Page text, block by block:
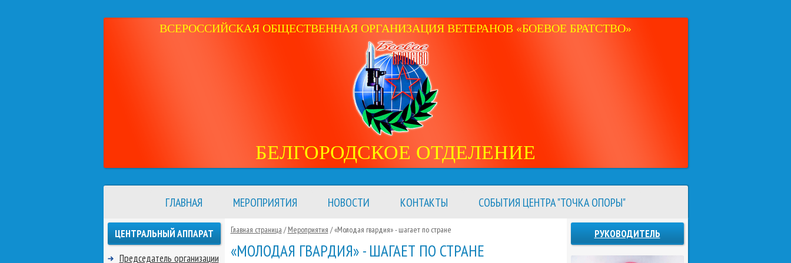
ВСЕРОССИЙСКАЯ ОБЩЕСТВЕННАЯ ОРГАНИЗАЦИЯ ВЕТЕРАНОВ «БОЕВОЕ БРАТСТВО»
БЕЛГОРОДСКОЕ ОТДЕЛЕНИЕ
ГЛАВНАЯ МЕРОПРИЯТИЯ НОВОСТИ КОНТАКТЫ СОБЫТИЯ ЦЕНТРА "ТОЧКА ОПОРЫ"
Главная страница /Мероприятия /«Молодая гвардия» - шагает по стране
«МОЛОДАЯ ГВАРДИЯ» - ШАГАЕТ ПО СТРАНЕ
ЦЕНТРАЛЬНЫЙ АППАРАТ
Председатель организации
РУКОВОДИТЕЛЬ